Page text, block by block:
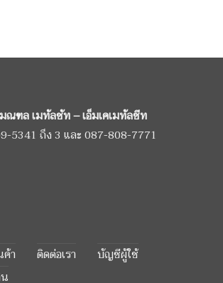
ณฑล เมทัลชัท – เอ็มเคเมทัลชีท
5341 ถึง 3 และ087-808-7771
า ติดต่อเรา
บัญชีผู้ใช้